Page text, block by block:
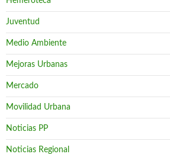
Juventud
Medio Ambiente
Mejoras Urbanas
Mercado
Movilidad Urbana
Noticias PP
Noticias Regional